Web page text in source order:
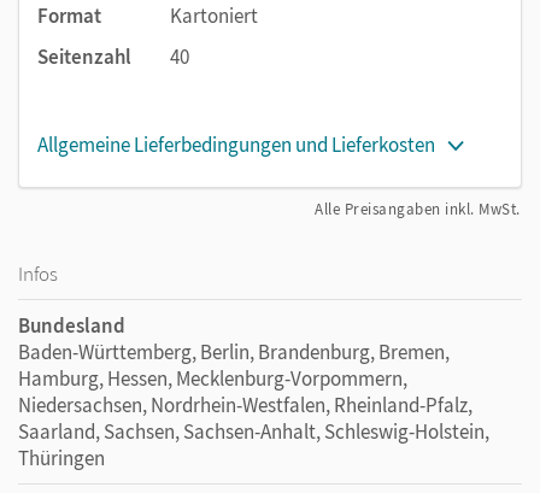
Format
Kartoniert
Seitenzahl
40
Allgemeine Lieferbedingungen und Lieferkosten
Alle Preisangaben inkl. MwSt.
Infos
Bundesland
Baden-Württemberg, Berlin, Brandenburg, Bremen,
Hamburg, Hessen, Mecklenburg-Vorpommern,
Niedersachsen, Nordrhein-Westfalen, Rheinland-Pfalz,
Saarland, Sachsen, Sachsen-Anhalt, Schleswig-Holstein,
Thüringen